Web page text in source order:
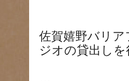
佐賀嬉野バリ
ジオの貸出し